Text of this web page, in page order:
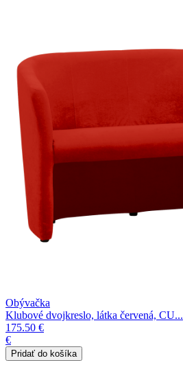
Obývačka
Klubové dvojkreslo, látka červená, CU...
175.50 €
€